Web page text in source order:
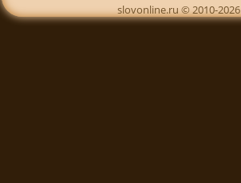
slovonline.ru © 2010-2026